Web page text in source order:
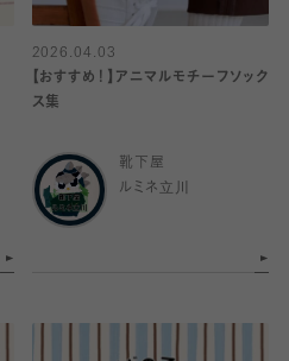
2026.04.03
【おすすめ！】アニマルモチーフソック
ス集
靴下屋
ルミネ立川